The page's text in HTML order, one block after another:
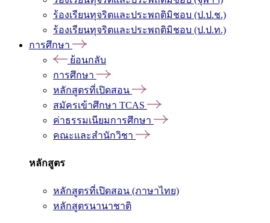
ร้องเรียนทุจริตและประพฤติมิชอบ (ป.ป.ช.)
ร้องเรียนทุจริตและประพฤติมิชอบ (ป.ป.ท.)
การศึกษา
ย้อนกลับ
การศึกษา
หลักสูตรที่เปิดสอน
สมัครเข้าศึกษา TCAS
ค่าธรรมเนียมการศึกษา
คณะและสำนักวิชา
หลักสูตร
หลักสูตรที่เปิดสอน (ภาษาไทย)
หลักสูตรนานาชาติ